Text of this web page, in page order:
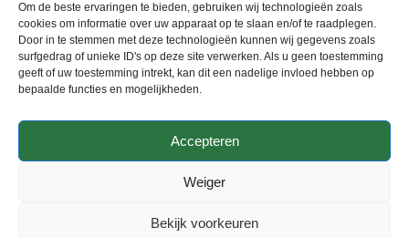
Om de beste ervaringen te bieden, gebruiken wij technologieën zoals
cookies om informatie over uw apparaat op te slaan en/of te raadplegen.
Door in te stemmen met deze technologieën kunnen wij gegevens zoals
surfgedrag of unieke ID's op deze site verwerken. Als u geen toestemming
geeft of uw toestemming intrekt, kan dit een nadelige invloed hebben op
bepaalde functies en mogelijkheden.
Accepteren
Weiger
Bekijk voorkeuren
CONTACT
INFO@ VEGANPROTEINE.NL
PRIVACY POLICY
CONTACT